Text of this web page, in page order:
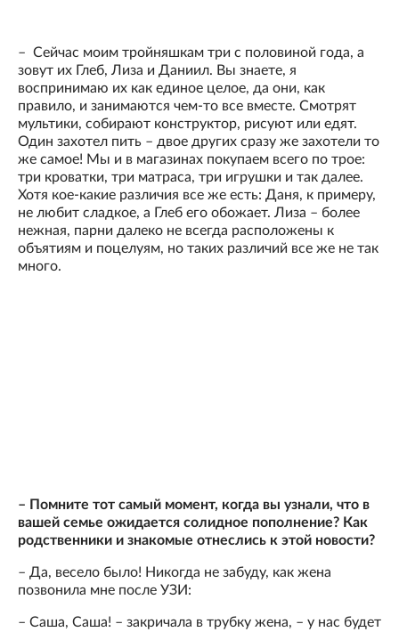
– Сейчас моим тройняшкам три с половиной года, а
зовут их Глеб, Лиза и Даниил. Вы знаете, я
воспринимаю их как единое целое, да они, как
правило, и занимаются чем-то все вместе. Смотрят
мультики, собирают конструктор, рисуют или едят.
Один захотел пить – двое других сразу же захотели то
же самое! Мы и в магазинах покупаем всего по трое:
три кроватки, три матраса, три игрушки и так далее.
Хотя кое-какие различия все же есть: Даня, к примеру,
не любит сладкое, а Глеб его обожает. Лиза – более
нежная, парни далеко не всегда расположены к
объятиям и поцелуям, но таких различий все же не так
много.
– Помните тот самый момент, когда вы узнали, что в
вашей семье ожидается солидное пополнение? Как
родственники и знакомые отнеслись к этой новости?
– Да, весело было! Никогда не забуду, как жена
позвонила мне после УЗИ:
– Саша, Саша! – закричала в трубку жена, – у нас будет